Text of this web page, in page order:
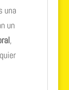
una
un
,